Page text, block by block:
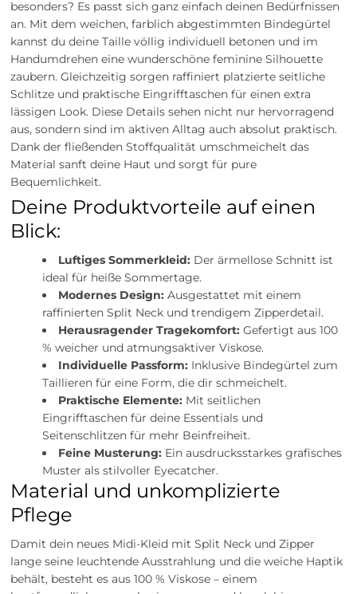
besonders? Es passt sich ganz einfach deinen Bedürfnissen
an. Mit dem weichen, farblich abgestimmten Bindegürtel
kannst du deine Taille völlig individuell betonen und im
Handumdrehen eine wunderschöne feminine Silhouette
zaubern. Gleichzeitig sorgen raffiniert platzierte seitliche
Schlitze und praktische Eingrifftaschen für einen extra
lässigen Look. Diese Details sehen nicht nur hervorragend
aus, sondern sind im aktiven Alltag auch absolut praktisch.
Dank der fließenden Stoffqualität umschmeichelt das
Material sanft deine Haut und sorgt für pure
Bequemlichkeit.
Deine Produktvorteile auf einen
Blick:
Luftiges Sommerkleid: Der ärmellose Schnitt ist
ideal für heiße Sommertage.
Modernes Design: Ausgestattet mit einem
raffinierten Split Neck und trendigem Zipperdetail.
Herausragender Tragekomfort: Gefertigt aus 100
% weicher und atmungsaktiver Viskose.
Individuelle Passform: Inklusive Bindegürtel zum
Taillieren für eine Form, die dir schmeichelt.
Praktische Elemente: Mit seitlichen
Eingrifftaschen für deine Essentials und
Seitenschlitzen für mehr Beinfreiheit.
Feine Musterung: Ein ausdrucksstarkes grafisches
Muster als stilvoller Eyecatcher.
Material und unkomplizierte
Pflege
Damit dein neues Midi-Kleid mit Split Neck und Zipper
lange seine leuchtende Ausstrahlung und die weiche Haptik
behält, besteht es aus 100 % Viskose – einem